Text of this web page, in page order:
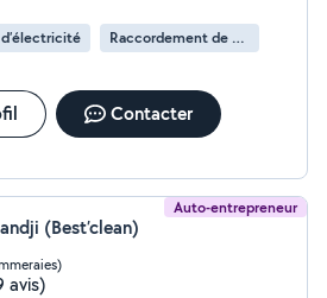
Raccordement de prise électrique
Contacter
Auto-entrepreneur
(Best’clean)
avis)